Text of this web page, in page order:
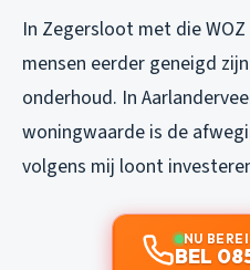
In Zegersloot met die
mensen eerder geneigd
onderhoud. In
woningwaarde is de
volgens mij loont
NU
BEL